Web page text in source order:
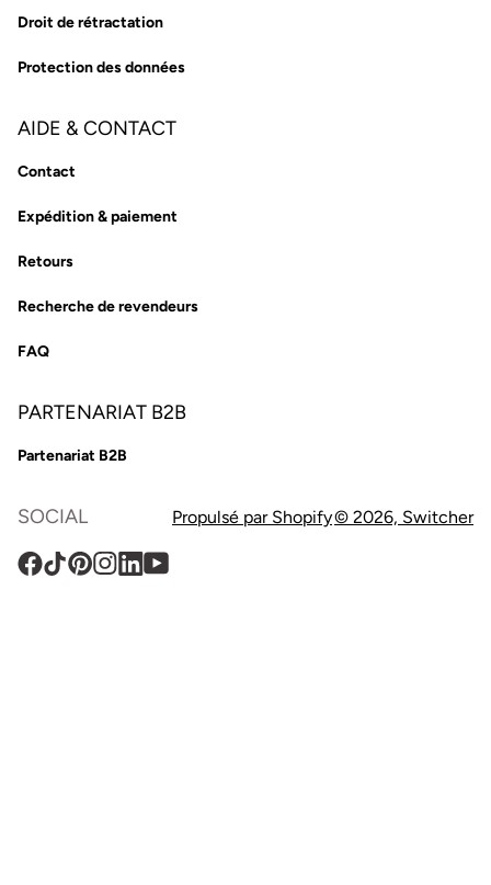
Droit de rétractation
Protection des données
AIDE & CONTACT
Contact
Expédition & paiement
Retours
Recherche de revendeurs
FAQ
PARTENARIAT B2B
Partenariat B2B
SOCIAL
Facebook
TikTokPinterest
Instagram
Translation
YouTube
Propulsé par Shopify© 2026, Switcher